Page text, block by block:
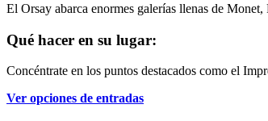
El Orsay abarca enormes galerías llenas de
Qué hacer en su lugar:
Concéntrate en los puntos destacados como el
Ver opciones de entradas